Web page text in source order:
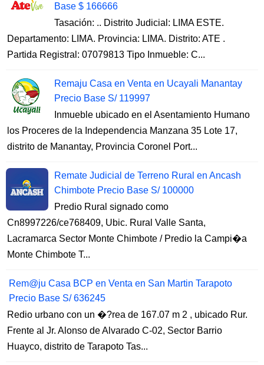
Base $ 166666
Tasación: .. Distrito Judicial: LIMA ESTE.
Departamento: LIMA. Provincia: LIMA. Distrito: ATE .
Partida Registral: 07079813 Tipo Inmueble: C...
Remaju Casa en Venta en Ucayali Manantay
Precio Base S/ 119997
Inmueble ubicado en el Asentamiento Humano
los Proceres de la Independencia Manzana 35 Lote 17,
distrito de Manantay, Provincia Coronel Port...
Remate Judicial de Terreno Rural en Ancash
Chimbote Precio Base S/ 100000
Predio Rural signado como
Cn8997226/ce768409, Ubic. Rural Valle Santa,
Lacramarca Sector Monte Chimbote / Predio la Campi�a
Monte Chimbote T...
Rem@ju Casa BCP en Venta en San Martin Tarapoto
Precio Base S/ 636245
Redio urbano con un �?rea de 167.07 m 2 , ubicado Rur.
Frente al Jr. Alonso de Alvarado C-02, Sector Barrio
Huayco, distrito de Tarapoto Tas...